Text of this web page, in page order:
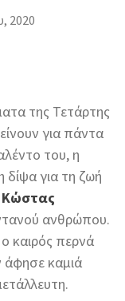
2020
της Τετάρτης
για πάντα
του, η
δίψα για τη ζωή
Κώστας
ανθρώπου.
καιρός περνά
άφησε καμιά